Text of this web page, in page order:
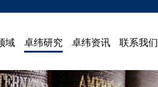
域 卓纬研究 卓纬资讯 联系我们